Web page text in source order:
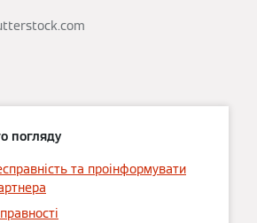
погляду
та проінформувати